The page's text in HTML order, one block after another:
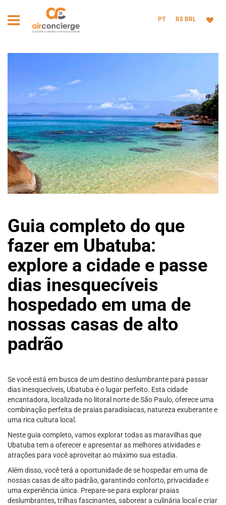
PT R$ BRL
Guia completo do que
fazer em Ubatuba:
explore a cidade e passe
dias inesquecíveis
hospedado em uma de
nossas casas de alto
padrão
Se você está em busca de um destino deslumbrante para passar
dias inesquecíveis, Ubatuba é o lugar perfeito. Esta cidade
encantadora, localizada no litoral norte de São Paulo, oferece uma
combinação perfeita de praias paradisíacas, natureza exuberante e
uma rica cultura local.
Neste guia completo, vamos explorar todas as maravilhas que
Ubatuba tem a oferecer e apresentar as melhores atividades e
atrações para você aproveitar ao máximo sua estadia.
Além disso, você terá a oportunidade de se hospedar em uma de
nossas casas de alto padrão, garantindo conforto, privacidade e
uma experiência única. Prepare-se para explorar praias
deslumbrantes, trilhas fascinantes, saborear a culinária local e criar